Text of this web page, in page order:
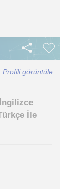
Profili görüntüle
İngilizce
İle